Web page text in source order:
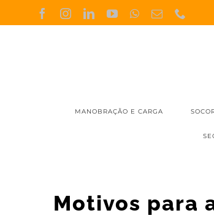
FacebookInstagramLinkedInYouTubeWhatsApp
Email
(necessário
MANOBRAÇÃO E CARGA
Motivos para